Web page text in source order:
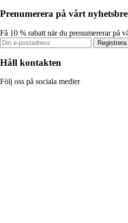
Prenumerera på vårt
Få 10 % rabatt när du prenumererar på
Håll kontakten
Följ oss på sociala medier